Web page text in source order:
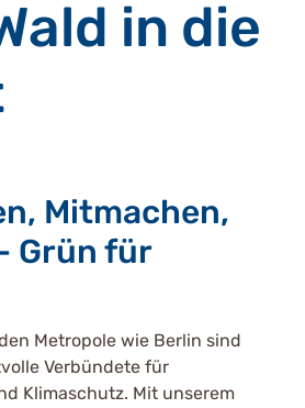
in die
Mitmachen,
Grün für
Metropole wie Berlin sind
Verbündete für
Klimaschutz. Mit unserem